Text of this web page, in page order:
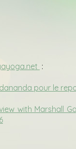
:
pour le
with Marshall